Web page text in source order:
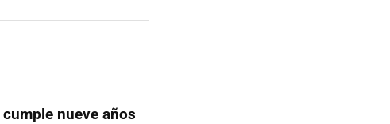
cumple nueve años